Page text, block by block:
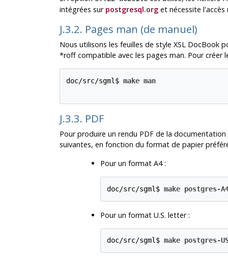
intégrées sur postgresql.orget nécessite l'accès
J.3.2. Pages man (de manuel)
Nous utilisons les feuilles de style XSL DocBook
*roff compatible avec les pages man. Pour créer
doc/src/sgml$ make man
J.3.3. PDF
Pour produire un rendu PDF de la
suivantes, en fonction du format de papier
Pour un format A4 :
doc/src/sgml$ make postgres-
Pour un format U.S. letter :
doc/src/sgml$ make postgres-